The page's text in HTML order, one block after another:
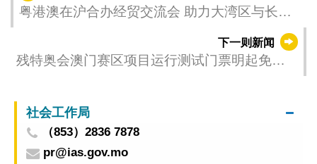
粤港澳在沪合办经贸交流会 助力大湾区与长三
下一则新闻
残特奥会澳门赛区项目运行测试门票明起免费
社会工作局
（853）2836 7878
pr@ias.gov.mo